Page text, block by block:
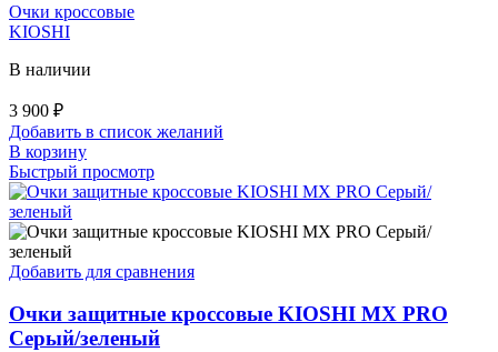
Очки кроссовые
KIOSHI
В наличии
3 900 ₽
Добавить в список желаний
В корзину
Быстрый просмотр
Добавить для сравнения
Очки защитные кроссовые KIOSHI MX PRO
Серый/зеленый